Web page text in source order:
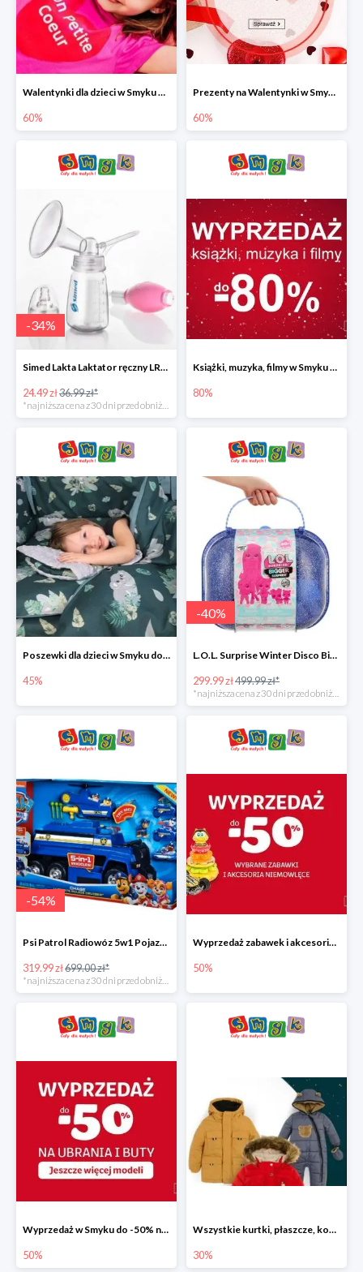
Walentynki dla dzieci w Smyku do -60%
60%
Prezenty na Walentynki w Smyku do -60%
60%
-34%
Simed Lakta Laktator ręczny LR-8 -34%
24.49 zł36.99 zł*
*najniższa cena z 30 dni przed obniżką
Książki, muzyka, filmy w Smyku do -80%
80%
Poszewki dla dzieci w Smyku do -45%
45%
-40%
L.O.L. Surprise Winter Disco Bigger Surprise Zestaw laleczek w walizce -40%
299.99 zł499.99 zł*
-54%
Psi Patrol Radiowóz 5w1 Pojazd ratunkowy z figurką Chase'a
319.99 zł699.00 zł*
Wyprzedaż zabawek i akcesoriów niemowlęcych w Smyku do -50%
50%
Wyprzedaż w Smyku do -50% na ubrania i buty
50%
Wszystkie kurtki, płaszcze, kombinezony i spodnie narciarskie -30%
30%